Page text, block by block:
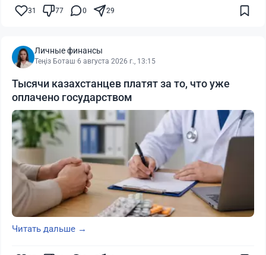
31 77 0 29
Личные финансы
Теңіз Боташ·6 августа 2026 г., 13:15
Тысячи казахстанцев платят за то, что уже
оплачено государством
Читать дальше →